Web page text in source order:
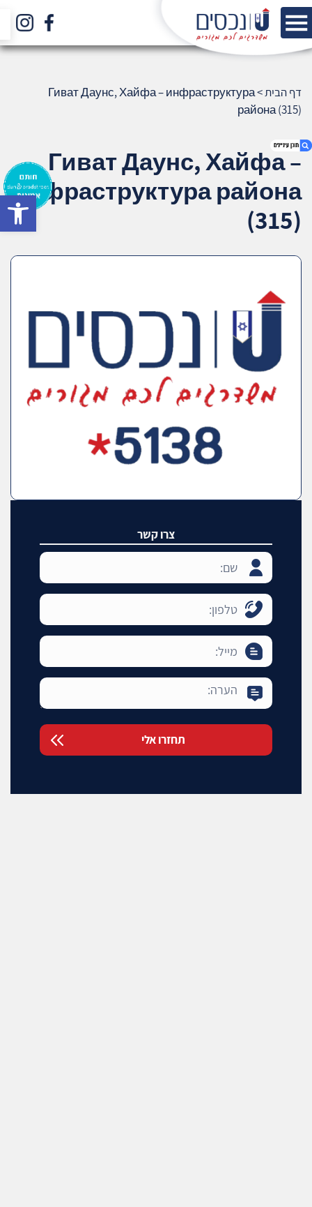
1. Гиват Даунс, Хайфа – инфраструктура
района (315)
3. שאלתם ? ענינו !
דף הבית>
Гиват Даунс, Хайфа – инфраструктура
района (315)
Гиват Даунс, Хайфа –
инфраструктура района
(315)
צרו קשר